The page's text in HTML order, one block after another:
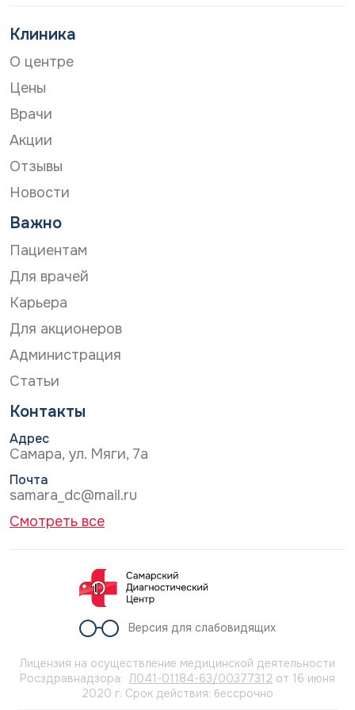
Клиника
О центре
Цены
Врачи
Акции
Отзывы
Новости
Важно
Пациентам
Для врачей
Карьера
Для акционеров
Администрация
Статьи
Контакты
Адрес
Самара, ул. Мяги, 7а
Почта
samara_dc@mail.ru
Смотреть все
Версия для слабовидящих
Лицензия на осуществление медицинской деятельности
Росздравнадзора: Л041-01184-63/00377312 от 16 июня
2020 г. Срок действия: бессрочно